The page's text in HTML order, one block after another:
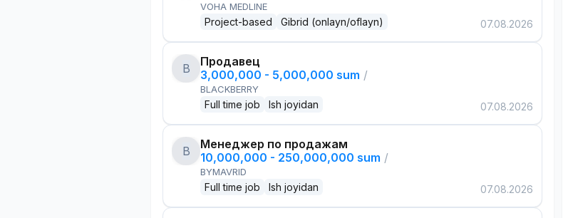
VOHA MEDLINE
Project-based Gibrid (onlayn/oflayn) 07.08.2026
B
Продавец
3,000,000 - 5,000,000 sum /
BLACKBERRY
Full time job Ish joyidan 07.08.2026
B
Менеджер по продажам
10,000,000 - 250,000,000 sum /
BYMAVRID
Full time job Ish joyidan 07.08.2026